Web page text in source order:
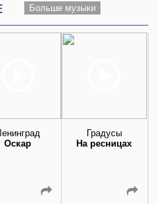
Больше музыки
Оскар
Градусы
На ресницах